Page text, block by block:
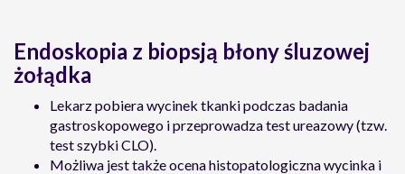
Endoskopia z biopsją błony śluzowej
żołądka
Lekarz pobiera wycinek tkanki podczas badania
gastroskopowego i przeprowadza test ureazowy (tzw.
test szybki CLO).
Możliwa jest także ocena histopatologiczna wycinka i